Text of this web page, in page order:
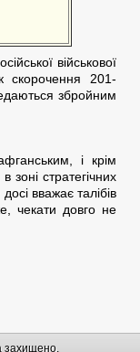
військової
скорочення 201-
збройним
і крім
стратегічних
вважає талібів
чекати довго не
захищено.